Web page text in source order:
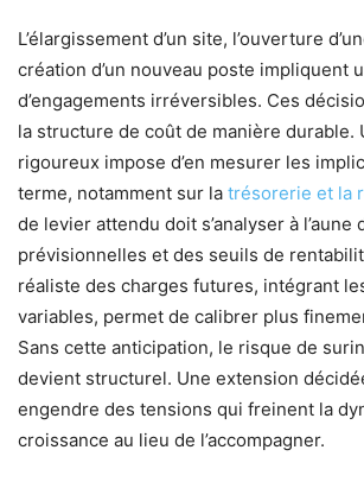
L’élargissement d’un site, l’ouverture
création d’un nouveau poste impliquent
d’engagements irréversibles. Ces
la structure de coût de manière durable.
rigoureux impose d’en mesurer les
terme, notamment sur la trésorerie et la
de levier attendu doit s’analyser à l’aune
prévisionnelles et des seuils de
réaliste des charges futures, intégrant
variables, permet de calibrer plus
Sans cette anticipation, le risque de
devient structurel. Une extension
engendre des tensions qui freinent la
croissance au lieu de l’accompagner.